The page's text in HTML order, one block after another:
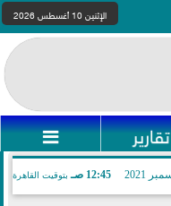
الإثنين 10 أغسطس 2026
تقارير 
12:45 صـ بتوقيت القاهرة